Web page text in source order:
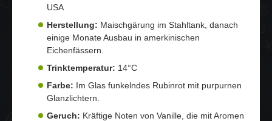
USA
Herstellung: Maischgärung im Stahltank, danach
einige Monate Ausbau in amerkinischen
Eichenfässern.
Trinktemperatur: 14°C
Farbe: Im Glas funkelndes Rubinrot mit purpurnen
Glanzlichtern.
Geruch: Kräftige Noten von Vanille, die mit Aromen